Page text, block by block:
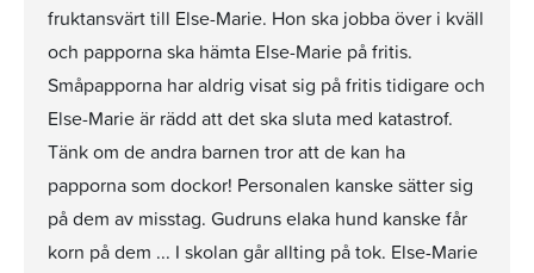
fruktansvärt till Else-Marie. Hon ska jobba över i kväll
och papporna ska hämta Else-Marie på fritis.
Småpapporna har aldrig visat sig på fritis tidigare och
Else-Marie är rädd att det ska sluta med katastrof.
Tänk om de andra barnen tror att de kan ha
papporna som dockor! Personalen kanske sätter sig
på dem av misstag. Gudruns elaka hund kanske får
korn på dem ... I skolan går allting på tok. Else-Marie